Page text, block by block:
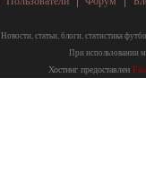
Новости, статьи, блоги, статистика
При использовании
Хостинг предоставлен